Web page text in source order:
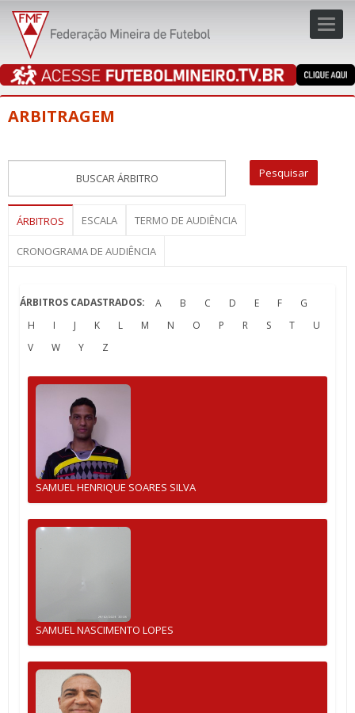
ARBITRAGEM
ÁRBITROS ESCALA TERMO DE AUDIÊNCIA
CRONOGRAMA DE AUDIÊNCIA
ÁRBITROS CADASTRADOS: A B C D E F
G
H
I J K L M N O P R S T
U
V
W Y Z
SAMUEL HENRIQUE SOARES SILVA
SAMUEL NASCIMENTO LOPES